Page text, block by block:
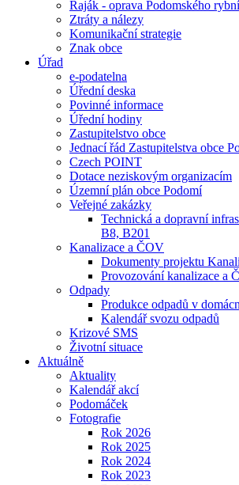
Raják - oprava Podomského
Ztráty a nálezy
Komunikační strategie
Znak obce
Úřad
e-podatelna
Úřední deska
Povinné informace
Úřední hodiny
Zastupitelstvo obce
Jednací řád Zastupitelstva obce
Czech POINT
Dotace neziskovým organizacím
Územní plán obce Podomí
Veřejné zakázky
Technická a dopravní
B8, B201
Kanalizace a ČOV
Dokumenty projektu
Provozování kanalizace a
Odpady
Produkce odpadů v
Kalendář svozu odpadů
Krizové SMS
Životní situace
Aktuálně
Aktuality
Kalendář akcí
Podomáček
Fotografie
Rok 2026
Rok 2025
Rok 2024
Rok 2023